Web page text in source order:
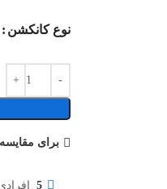
نوع کانکشن
برای